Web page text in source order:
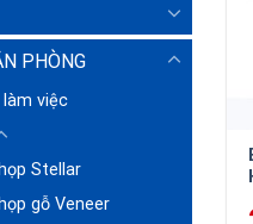
PHÒNG
làm việc
Stellar
gỗ Veneer